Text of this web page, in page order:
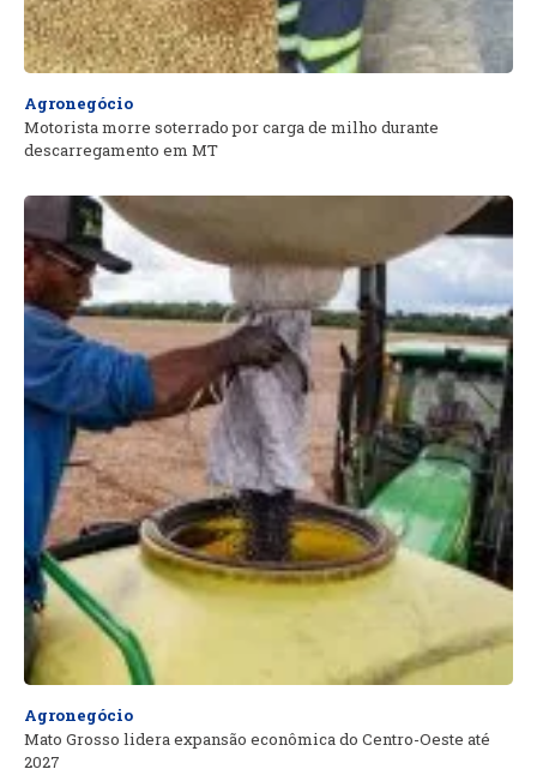
Agronegócio
Motorista morre soterrado por carga de milho durante
descarregamento em MT
Agronegócio
Mato Grosso lidera expansão econômica do Centro-Oeste até
2027